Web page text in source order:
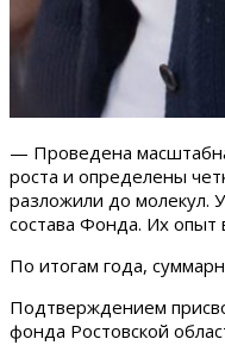
— Проведена
роста и определены
разложили до молекул.
состава Фонда. Их опыт
По итогам года,
Подтверждением
фонда Ростовской